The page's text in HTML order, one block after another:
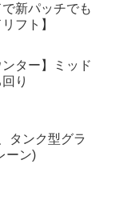
新パッチでも
フト】
ンター】ミッド
り
タンク型グラ
ーン)